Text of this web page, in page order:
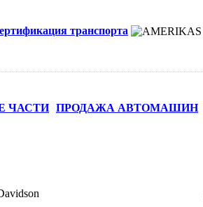
транспорта
ЧАСТИ ПРОДАЖА АВТОМАШИН